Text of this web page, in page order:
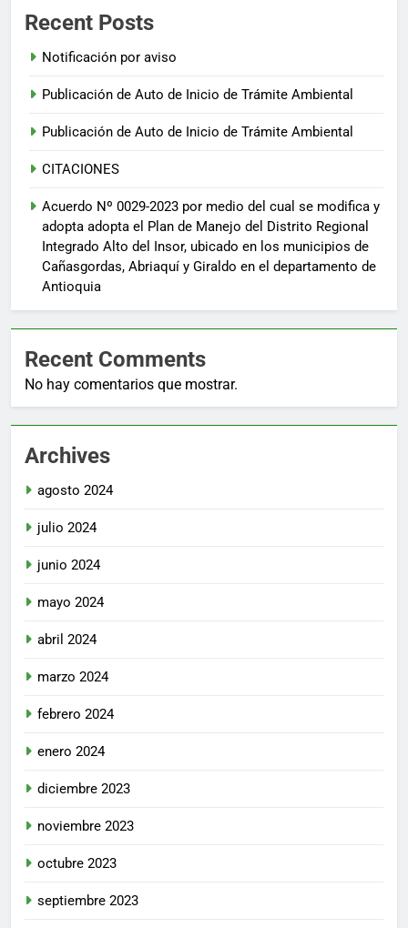
Recent Posts
Notificación por aviso
Publicación de Auto de Inicio de Trámite Ambiental
Publicación de Auto de Inicio de Trámite Ambiental
CITACIONES
Acuerdo Nº 0029-2023 por medio del cual se modifica y
adopta adopta el Plan de Manejo del Distrito Regional
Integrado Alto del Insor, ubicado en los municipios de
Cañasgordas, Abriaquí y Giraldo en el departamento de
Antioquia
Recent Comments
No hay comentarios que mostrar.
Archives
agosto 2024
julio 2024
junio 2024
mayo 2024
abril 2024
marzo 2024
febrero 2024
enero 2024
diciembre 2023
noviembre 2023
octubre 2023
septiembre 2023